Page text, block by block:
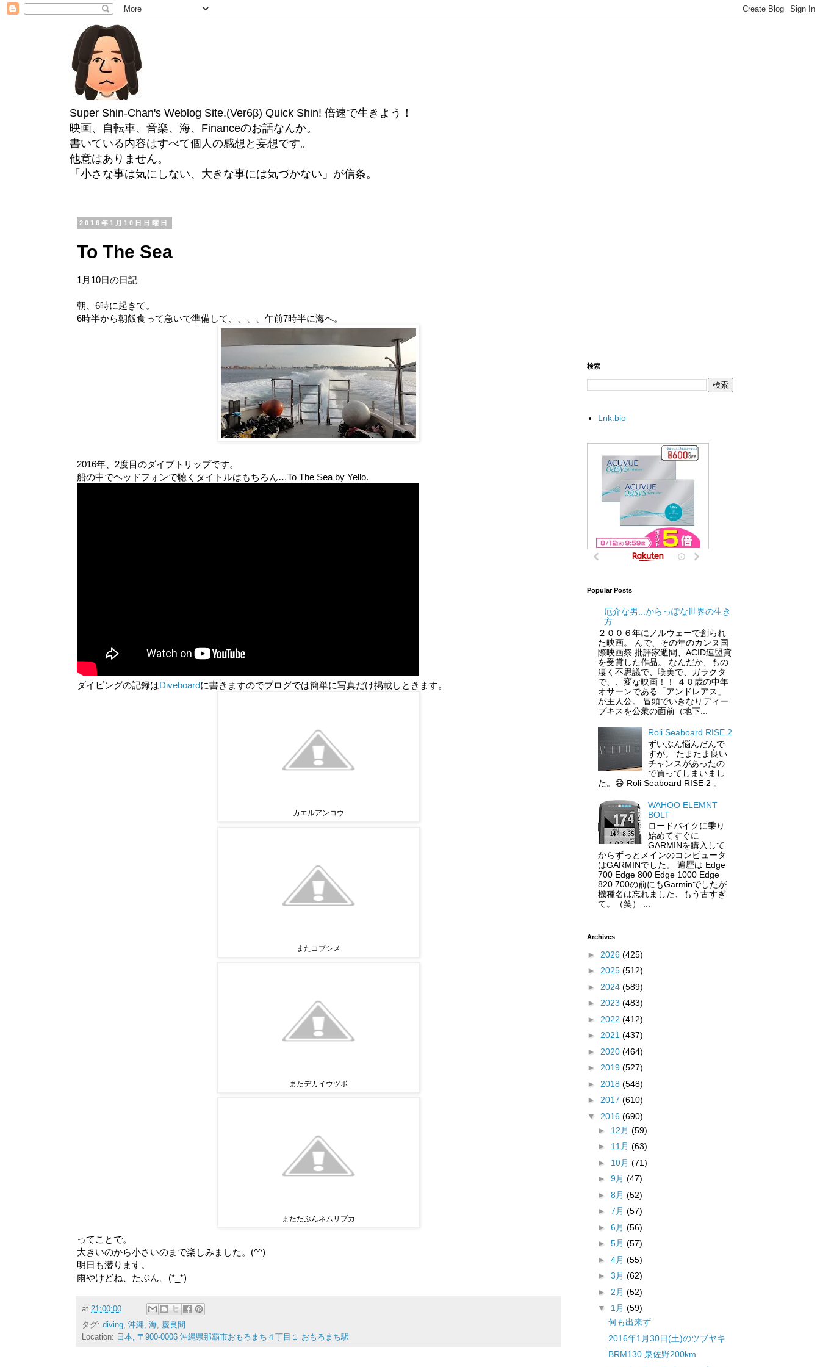
Super Shin-Chan's Weblog Site.(Ver6β) Quick Shin! 倍速で生きよう！
映画、自転車、音楽、海、Financeのお話なんか。
書いている内容はすべて個人の感想と妄想です。
他意はありません。
「小さな事は気にしない、大きな事には気づかない」が信条。
2016年1月10日日曜日
To The Sea
1月10日の日記
朝、6時に起きて。
6時半から朝飯食って急いで準備して、、、、午前7時半に海へ。
2016年、2度目のダイブトリップです。
船の中でヘッドフォンで聴くタイトルはもちろん…To The Sea by Yello.
ダイビングの記録はDiveboardに書きますのでブログでは簡単に写真だけ掲載しときます。
カエルアンコウ
またコブシメ
またデカイウツボ
またたぶんネムリブカ
ってことで。
大きいのから小さいのまで楽しみました。(^^)
明日も潜ります。
雨やけどね、たぶん。(*_*)
at 21:00:00
タグ: diving, 沖縄, 海, 慶良間
Location: 日本, 〒900-0006 沖縄県那覇市おもろまち４丁目１ おもろまち駅
検索
Lnk.bio
Popular Posts
厄介な男...からっぽな世界の生き
方
２００６年にノルウェーで創られ
た映画。 んで、その年のカンヌ国
際映画祭 批評家週間、ACID連盟賞
を受賞した作品。 なんだか、もの
凄く不思議で、嘆美で、ガラクタ
で、、変な映画！！ ４０歳の中年
オサーンである「アンドレアス」
が主人公。 冒頭でいきなりディー
プキスを公衆の面前（地下...
Roli Seaboard RISE 2
ずいぶん悩んだんで
すが。 たまたま良い
チャンスがあったの
で買ってしまいまし
た。😅 Roli Seaboard RISE 2 。
WAHOO ELEMNT
BOLT
ロードバイクに乗り
始めてすぐに
GARMINを購入して
からずっとメインのコンピュータ
はGARMINでした。 遍歴は Edge
700 Edge 800 Edge 1000 Edge
820 700の前にもGarminでしたが
機種名は忘れました、もう古すぎ
て。（笑） ...
Archives
► 2026 (425)
► 2025 (512)
► 2024 (589)
► 2023 (483)
► 2022 (412)
► 2021 (437)
► 2020 (464)
► 2019 (527)
► 2018 (548)
► 2017 (610)
▼ 2016 (690)
► 12月 (59)
► 11月 (63)
► 10月 (71)
► 9月 (47)
► 8月 (52)
► 7月 (57)
► 6月 (56)
► 5月 (57)
► 4月 (55)
► 3月 (62)
► 2月 (52)
▼ 1月 (59)
何も出来ず
2016年1月30日(土)のツブヤキ
BRM130 泉佐野200km